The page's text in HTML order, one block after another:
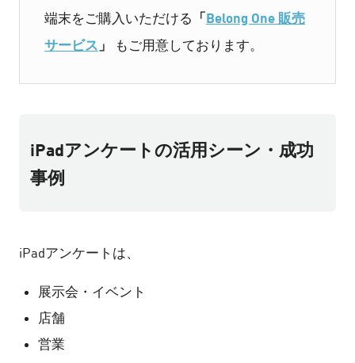
端末をご購入いただける 「Belong One 販売
サービス 」 もご用意しております。
iPadアンケートの活用シーン・成功
事例
iPadアンケートは、
展示会・イベント
店舗
営業